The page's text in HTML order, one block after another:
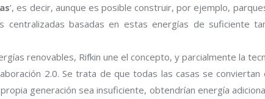
‘, es decir, aunque es posible construir, por ejemplo,
centralizadas basadas en estas energías de suficiente
renovables, Rifkin une el concepto, y parcialmente la
2.0. Se trata de que todas las casas se
generación sea insuficiente, obtendrían energía